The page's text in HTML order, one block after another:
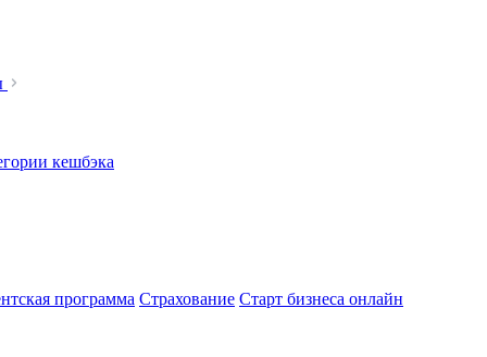
кешбэка
программа Страхование Старт бизнеса онлайн